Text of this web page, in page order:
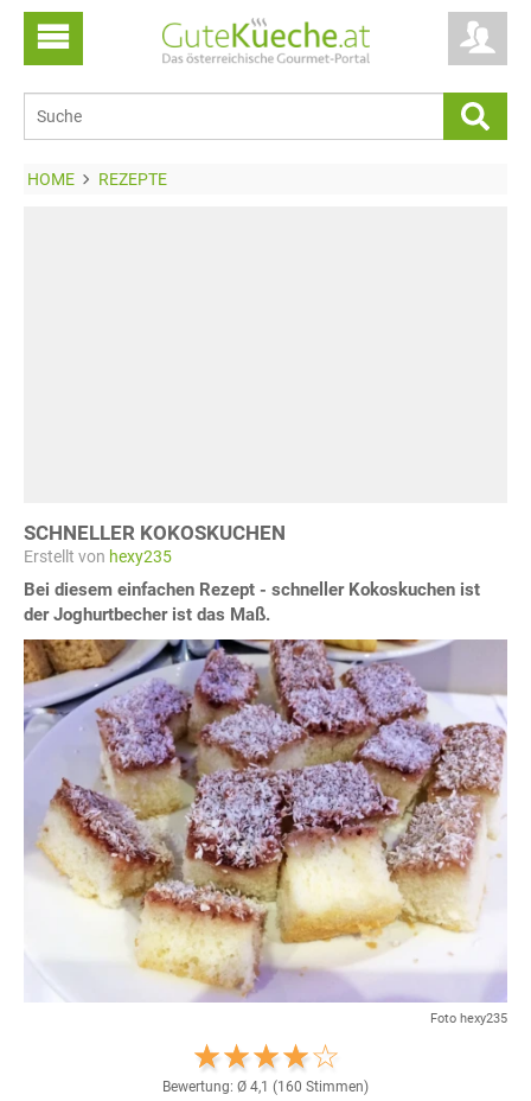
HOME REZEPTE
SCHNELLER KOKOSKUCHEN
Erstellt von hexy235
Bei diesem einfachen Rezept - schneller Kokoskuchen ist
der Joghurtbecher ist das Maß.
Foto hexy235
Bewertung: Ø 4,1 (160 Stimmen)